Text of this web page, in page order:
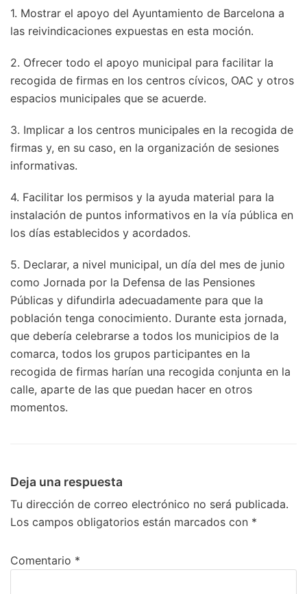
1. Mostrar el apoyo del Ayuntamiento de Barcelona a
las reivindicaciones expuestas en esta moción.
2. Ofrecer todo el apoyo municipal para facilitar la
recogida de firmas en los centros cívicos, OAC y otros
espacios municipales que se acuerde.
3. Implicar a los centros municipales en la recogida de
firmas y, en su caso, en la organización de sesiones
informativas.
4. Facilitar los permisos y la ayuda material para la
instalación de puntos informativos en la vía pública en
los días establecidos y acordados.
5. Declarar, a nivel municipal, un día del mes de junio
como Jornada por la Defensa de las Pensiones
Públicas y difundirla adecuadamente para que la
población tenga conocimiento. Durante esta jornada,
que debería celebrarse a todos los municipios de la
comarca, todos los grupos participantes en la
recogida de firmas harían una recogida conjunta en la
calle, aparte de las que puedan hacer en otros
momentos.
Deja una respuesta
Tu dirección de correo electrónico no será publicada.
Los campos obligatorios están marcados con *
Comentario *